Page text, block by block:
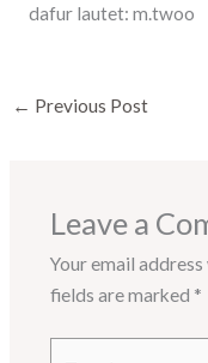
dafur lautet: m.twoo
← Previous Post
Leave a
Your email
fields are marked *